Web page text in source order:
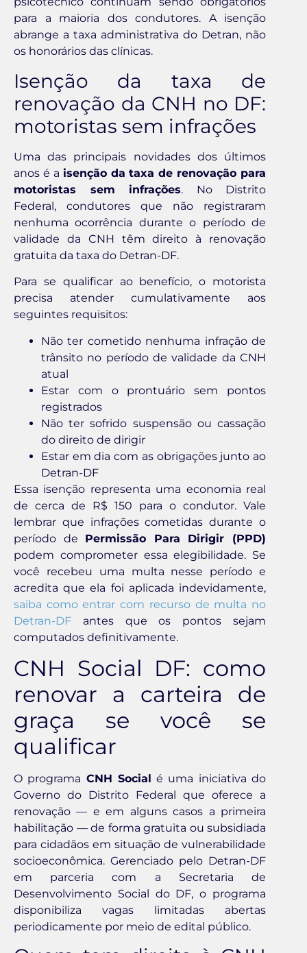
para a maioria dos condutores. A isenção
abrange a taxa administrativa do Detran, não
os honorários das clínicas.
Isenção da taxa de
renovação da CNH no DF:
motoristas sem infrações
Uma das principais novidades dos últimos
anos é a isenção da taxa de renovação para
motoristas sem infrações. No Distrito
Federal, condutores que não registraram
nenhuma ocorrência durante o período de
validade da CNH têm direito à renovação
gratuita da taxa do Detran-DF.
Para se qualificar ao benefício, o motorista
precisa atender cumulativamente aos
seguintes requisitos:
Não ter cometido nenhuma infração de
trânsito no período de validade da CNH
atual
Estar com o prontuário sem pontos
registrados
Não ter sofrido suspensão ou cassação
do direito de dirigir
Estar em dia com as obrigações junto ao
Detran-DF
Essa isenção representa uma economia real
de cerca de R$ 150 para o condutor. Vale
lembrar que infrações cometidas durante o
período de Permissão Para Dirigir (PPD)
podem comprometer essa elegibilidade. Se
você recebeu uma multa nesse período e
acredita que ela foi aplicada indevidamente,
saiba como entrar com recurso de multa no
Detran-DF antes que os pontos sejam
computados definitivamente.
CNH Social DF: como
renovar a carteira de
graça se você se
qualificar
O programa CNH Social é uma iniciativa do
Governo do Distrito Federal que oferece a
renovação — e em alguns casos a primeira
habilitação — de forma gratuita ou subsidiada
para cidadãos em situação de vulnerabilidade
socioeconômica. Gerenciado pelo Detran-DF
em parceria com a Secretaria de
Desenvolvimento Social do DF, o programa
disponibiliza vagas limitadas abertas
periodicamente por meio de edital público.